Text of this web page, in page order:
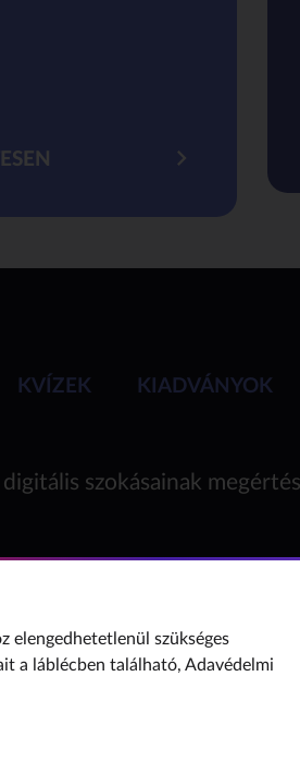
KVÍZEK KIADVÁNYOK
szokásainak
elengedhetetlenül szükséges
a láblécben található, Adavédelmi